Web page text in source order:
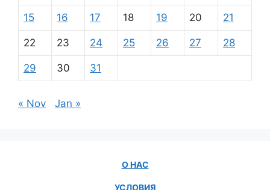
15 16 17 18 19 20 21
22 23 24 25 26 27 28
29 30 31
« Nov Jan »
О НАС
УСЛОВИЯ